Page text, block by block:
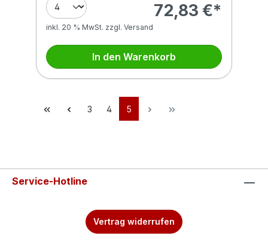
72,83 €*
inkl. 20 % MwSt. zzgl. Versand
In den Warenkorb
3 4 5
Service-Hotline
Vertrag widerrufen